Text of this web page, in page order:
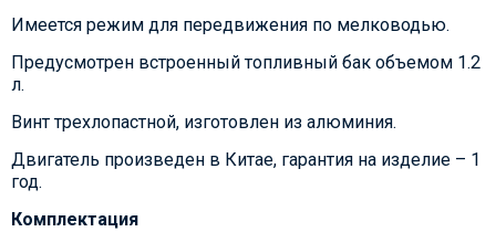
Имеется режим для передвижения по мелководью.
Предусмотрен встроенный топливный бак объемом 1.2
л.
Винт трехлопастной, изготовлен из алюминия.
Двигатель произведен в Китае, гарантия на изделие – 1
год.
Комплектация